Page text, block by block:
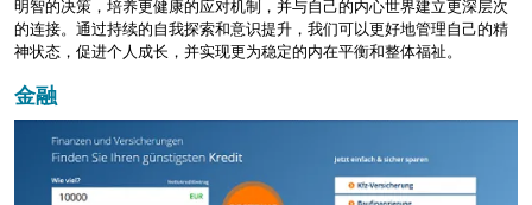
明智的决策，培养更健康的应对机制，并与自己的内心世界建立更深层次
的连接。通过持续的自我探索和意识提升，我们可以更好地管理自己的精
神状态，促进个人成长，并实现更为稳定的内在平衡和整体福祉。
金融